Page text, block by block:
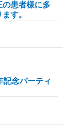
の患者様に多
す。
記念パーティ